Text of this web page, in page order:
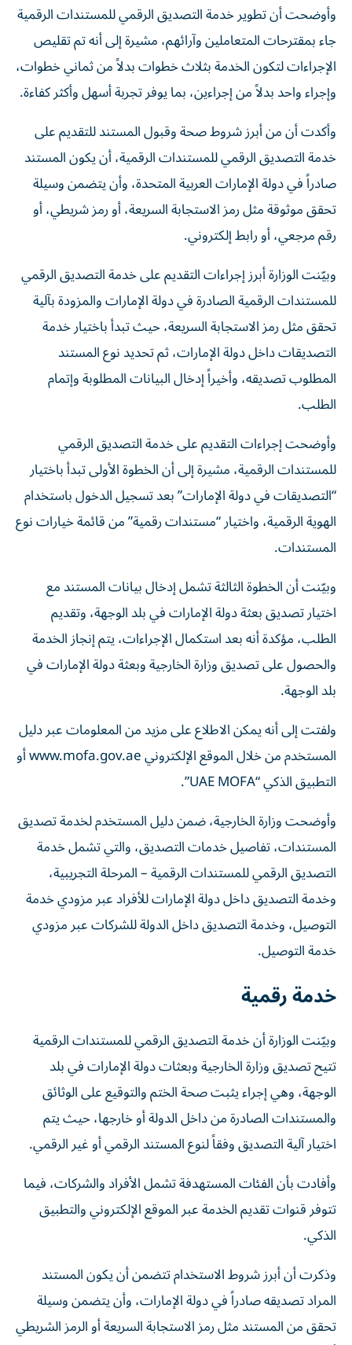
وأوضحت أن تطوير خدمة التصديق الرقمي للمستندات الرقمية
جاء بمقترحات المتعاملين وآرائهم، مشيرة إلى أنه تم تقليص
الإجراءات لتكون الخدمة بثلاث خطوات بدلاً من ثماني خطوات،
وإجراء واحد بدلاً من إجراءين، بما يوفر تجربة أسهل وأكثر كفاءة.
وأكدت أن من أبرز شروط صحة وقبول المستند للتقديم على
خدمة التصديق الرقمي للمستندات الرقمية، أن يكون المستند
صادراً في دولة الإمارات العربية المتحدة، وأن يتضمن وسيلة
تحقق موثوقة مثل رمز الاستجابة السريعة، أو رمز شريطي، أو
رقم مرجعي، أو رابط إلكتروني.
وبيّنت الوزارة أبرز إجراءات التقديم على خدمة التصديق الرقمي
للمستندات الرقمية الصادرة في دولة الإمارات والمزودة بآلية
تحقق مثل رمز الاستجابة السريعة، حيث تبدأ باختيار خدمة
التصديقات داخل دولة الإمارات، ثم تحديد نوع المستند
المطلوب تصديقه، وأخيراً إدخال البيانات المطلوبة وإتمام
الطلب.
وأوضحت إجراءات التقديم على خدمة التصديق الرقمي
للمستندات الرقمية، مشيرة إلى أن الخطوة الأولى تبدأ باختيار
“التصديقات في دولة الإمارات” بعد تسجيل الدخول باستخدام
الهوية الرقمية، واختيار “مستندات رقمية” من قائمة خيارات نوع
المستندات.
وبيّنت أن الخطوة الثالثة تشمل إدخال بيانات المستند مع
اختيار تصديق بعثة دولة الإمارات في بلد الوجهة، وتقديم
الطلب، مؤكدة أنه بعد استكمال الإجراءات، يتم إنجاز الخدمة
والحصول على تصديق وزارة الخارجية وبعثة دولة الإمارات في
بلد الوجهة.
ولفتت إلى أنه يمكن الاطلاع على مزيد من المعلومات عبر دليل
المستخدم من خلال الموقع الإلكتروني www.mofa.gov.ae أو
التطبيق الذكي “UAE MOFA”.
وأوضحت وزارة الخارجية، ضمن دليل المستخدم لخدمة تصديق
المستندات، تفاصيل خدمات التصديق، والتي تشمل خدمة
التصديق الرقمي للمستندات الرقمية – المرحلة التجريبية،
وخدمة التصديق داخل دولة الإمارات للأفراد عبر مزودي خدمة
التوصيل، وخدمة التصديق داخل الدولة للشركات عبر مزودي
خدمة التوصيل.
خدمة رقمية
وبيّنت الوزارة أن خدمة التصديق الرقمي للمستندات الرقمية
تتيح تصديق وزارة الخارجية وبعثات دولة الإمارات في بلد
الوجهة، وهي إجراء يثبت صحة الختم والتوقيع على الوثائق
والمستندات الصادرة من داخل الدولة أو خارجها، حيث يتم
اختيار آلية التصديق وفقاً لنوع المستند الرقمي أو غير الرقمي.
وأفادت بأن الفئات المستهدفة تشمل الأفراد والشركات، فيما
تتوفر قنوات تقديم الخدمة عبر الموقع الإلكتروني والتطبيق
الذكي.
وذكرت أن أبرز شروط الاستخدام تتضمن أن يكون المستند
المراد تصديقه صادراً في دولة الإمارات، وأن يتضمن وسيلة
تحقق من المستند مثل رمز الاستجابة السريعة أو الرمز الشريطي